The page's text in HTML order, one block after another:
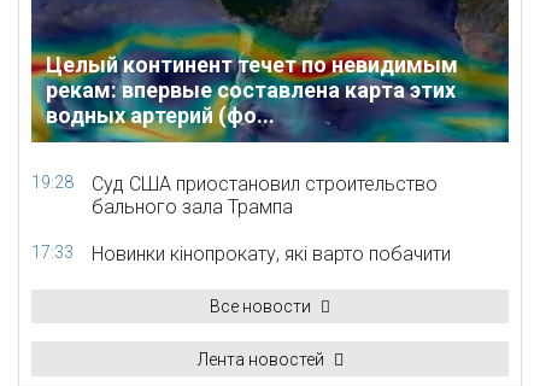
Целый континент течет по невидимым
рекам: впервые составлена карта этих
водных артерий (фо...
19:28
Суд США приостановил строительство
бального зала Трампа
17:33 Новинки кінопрокату, які варто побачити
Все новости
Лента новостей